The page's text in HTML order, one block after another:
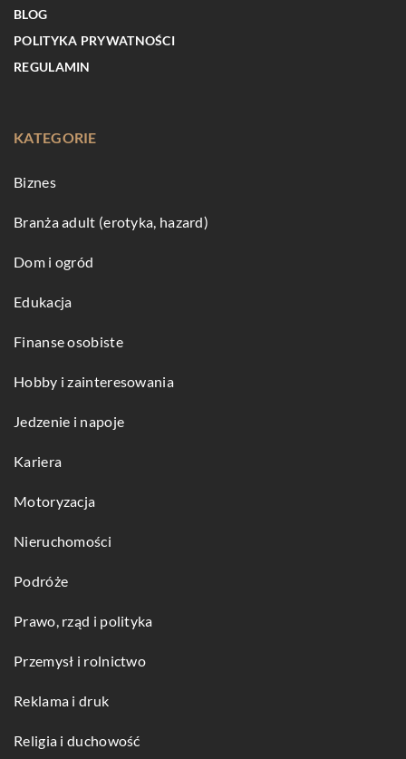
BLOG
POLITYKA PRYWATNOŚCI
REGULAMIN
KATEGORIE
Biznes
Branża adult (erotyka, hazard)
Dom i ogród
Edukacja
Finanse osobiste
Hobby i zainteresowania
Jedzenie i napoje
Kariera
Motoryzacja
Nieruchomości
Podróże
Prawo, rząd i polityka
Przemysł i rolnictwo
Reklama i druk
Religia i duchowość